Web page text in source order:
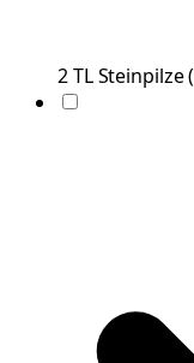
2TLSteinpilze(